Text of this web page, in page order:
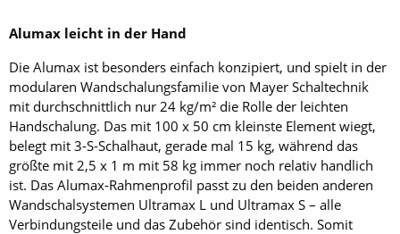
Alumax leicht in der Hand
Die Alumax ist besonders einfach konzipiert, und spielt in der
modularen Wandschalungsfamilie von Mayer Schaltechnik
mit durchschnittlich nur 24 kg/m² die Rolle der leichten
Handschalung. Das mit 100 x 50 cm kleinste Element wiegt,
belegt mit 3-S-Schalhaut, gerade mal 15 kg, während das
größte mit 2,5 x 1 m mit 58 kg immer noch relativ handlich
ist. Das Alumax-Rahmenprofil passt zu den beiden anderen
Wandschalsystemen Ultramax L und Ultramax S – alle
Verbindungsteile und das Zubehör sind identisch. Somit